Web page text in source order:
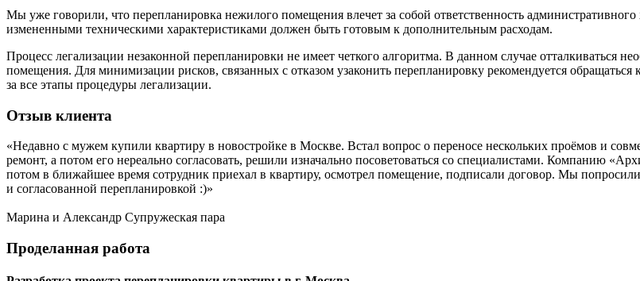
Мы уже говорили, что перепланировка нежилого помещения влечет за собой ответственность административного
измененными техническими характеристиками должен быть готовым к дополнительным расходам.
Процесс легализации незаконной перепланировки не имеет четкого алгоритма. В данном случае отталкиваться
помещения. Для минимизации рисков, связанных с отказом узаконить перепланировку рекомендуется обращаться
за все этапы процедуры легализации.
Отзыв клиента
«Недавно с мужем купили квартиру в новостройке в Москве. Встал вопрос о переносе нескольких проёмов и
ремонт, а потом его нереально согласовать, решили изначально посоветоваться со специалистами. Компанию
потом в ближайшее время сотрудник приехал в квартиру, осмотрел помещение, подписали договор. Мы
и согласованной перепланировкой :)»
Марина и Александр Супружеская пара
Проделанная работа